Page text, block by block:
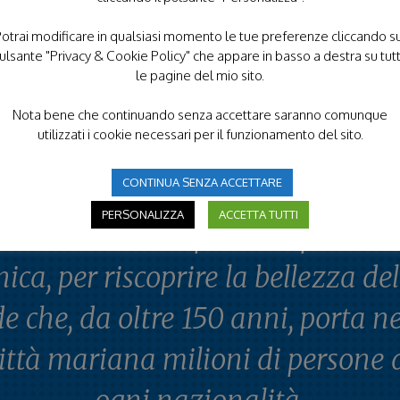
l'Unitalsi è possibile partire
volta di Lourdes per un’esperienza
per riscoprire la bellezza
che, da oltre 150 anni, porta
mariana milioni di persone
modificare in qualsiasi momento le tue preferenze cliccando
"Privacy & Cookie Policy" che appare in basso a destra su
le pagine del mio sito.
Nota bene che continuando senza accettare saranno comunque
utilizzati i cookie necessari per il funzionamento del sito.
CONTINUA SENZA ACCETTARE
PERSONALIZZA ACCETTA TUTTI